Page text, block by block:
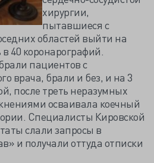
хирургии,
пытавшиеся с
областей выйти на
40 коронарографий.
пациентов с
врача, брали и без, и на 3
после треть неразумных
осваивала коечный
Специалисты Кировской
слали запросы в
и получали оттуда отписки